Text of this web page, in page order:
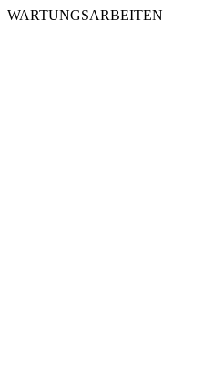
WARTUNGSARBEITEN